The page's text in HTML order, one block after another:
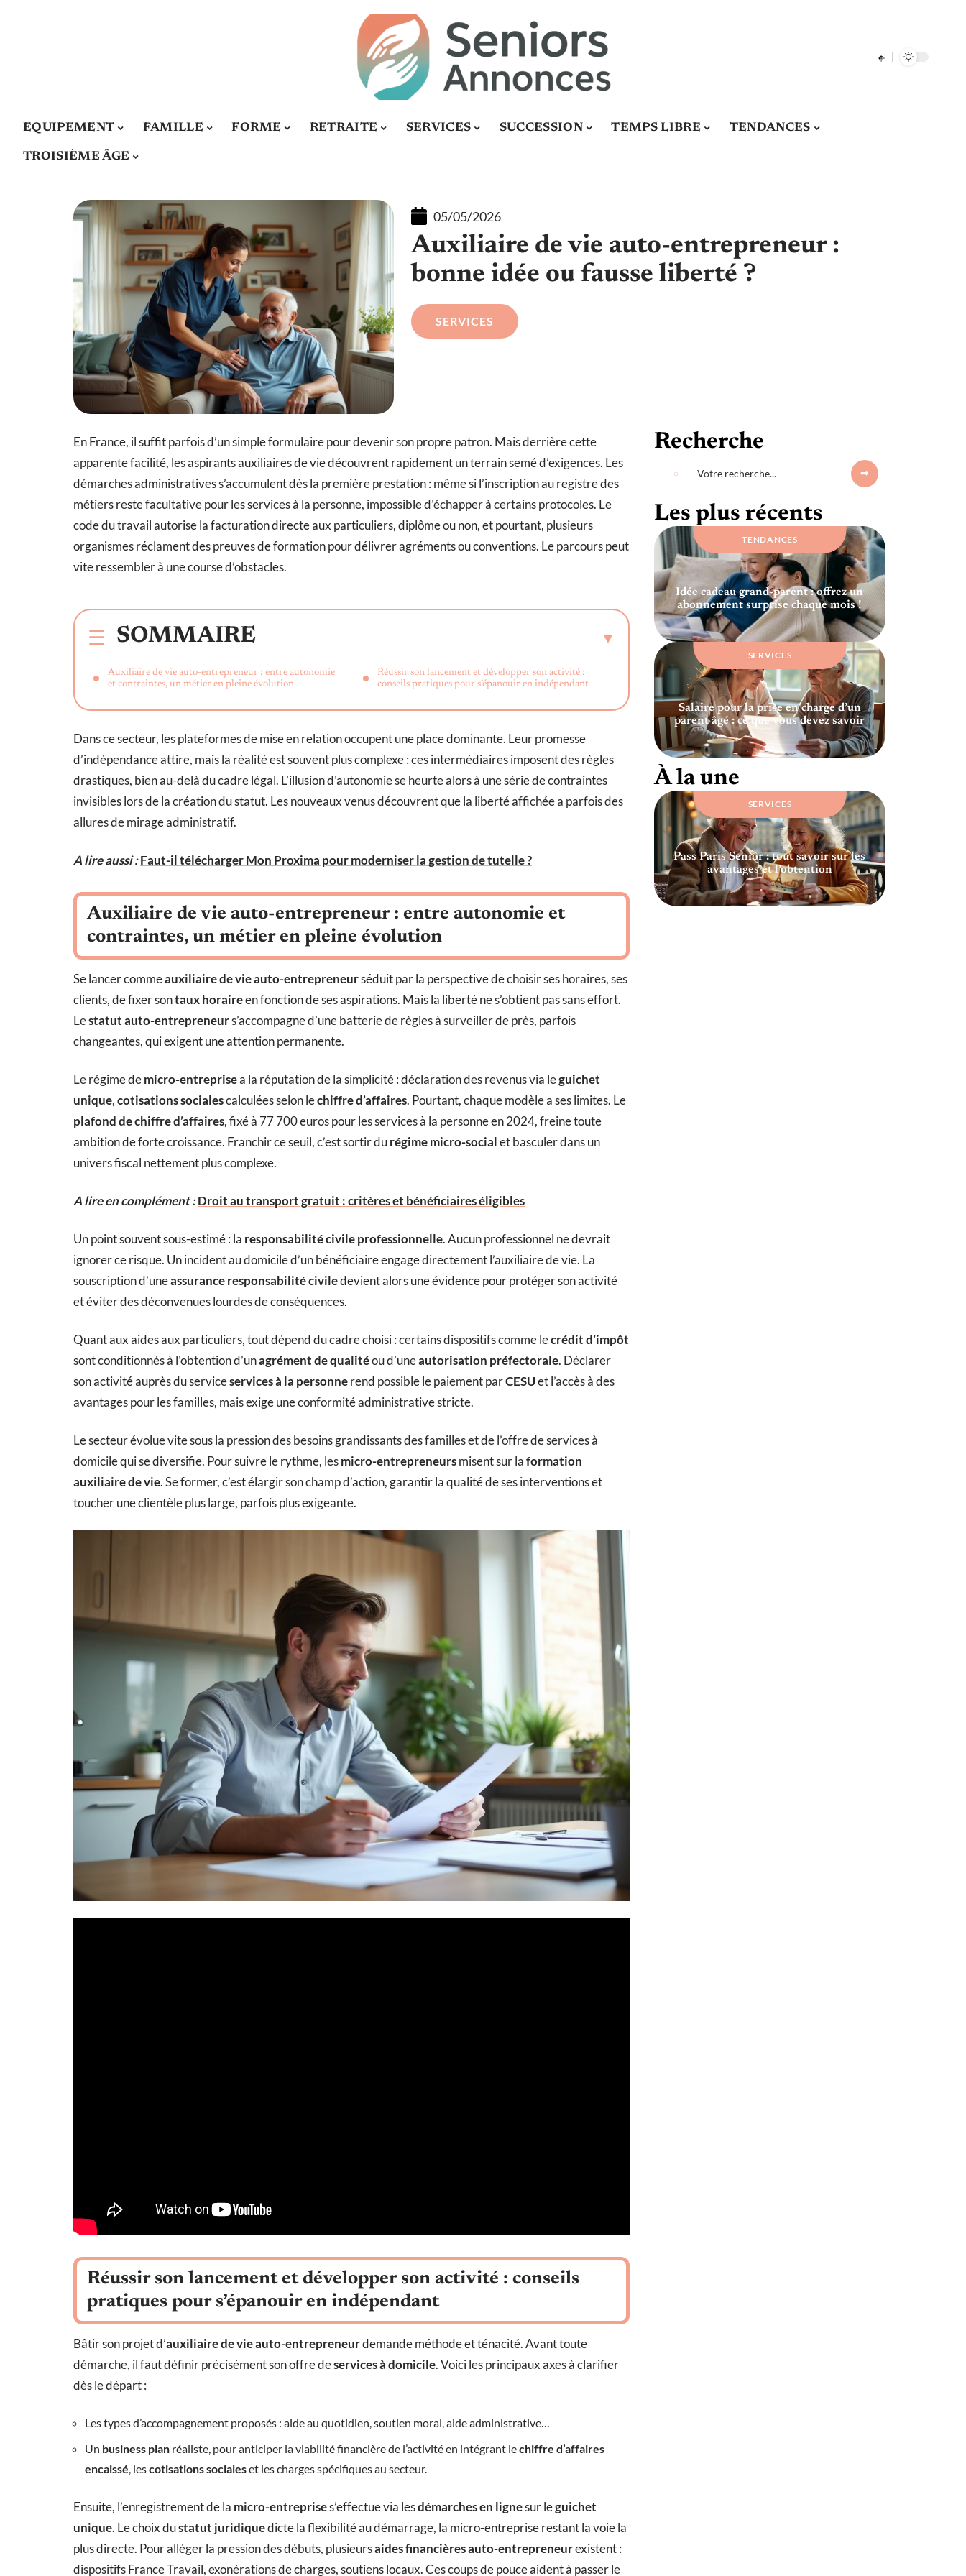
EQUIPEMENT FAMILLE FORME RETRAITE SERVICES SUCCESSION TEMPS LIBRE TENDANCES
TROISIÈME ÂGE
05/05/2026
Auxiliaire de vie auto-entrepreneur :
bonne idée ou fausse liberté ?
SERVICES
En France, il suffit parfois d’un simple formulaire pour devenir son propre patron. Mais derrière cette
apparente facilité, les aspirants auxiliaires de vie découvrent rapidement un terrain semé d’exigences. Les
démarches administratives s’accumulent dès la première prestation : même si l’inscription au registre des
métiers reste facultative pour les services à la personne, impossible d’échapper à certains protocoles. Le
code du travail autorise la facturation directe aux particuliers, diplôme ou non, et pourtant, plusieurs
organismes réclament des preuves de formation pour délivrer agréments ou conventions. Le parcours peut
vite ressembler à une course d’obstacles.
SOMMAIRE
Auxiliaire de vie auto-entrepreneur : entre autonomie
et contraintes, un métier en pleine évolution
Réussir son lancement et développer son activité :
conseils pratiques pour s’épanouir en indépendant
Dans ce secteur, les plateformes de mise en relation occupent une place dominante. Leur promesse
d’indépendance attire, mais la réalité est souvent plus complexe : ces intermédiaires imposent des règles
drastiques, bien au-delà du cadre légal. L’illusion d’autonomie se heurte alors à une série de contraintes
invisibles lors de la création du statut. Les nouveaux venus découvrent que la liberté affichée a parfois des
allures de mirage administratif.
A lire aussi :Faut-il télécharger Mon Proxima pour moderniser la gestion de tutelle ?
Auxiliaire de vie auto-entrepreneur : entre autonomie et
contraintes, un métier en pleine évolution
Se lancer commeauxiliaire de vie auto-entrepreneurséduit par la perspective de choisir ses horaires, ses
clients, de fixer sontaux horaireen fonction de ses aspirations. Mais la liberté ne s’obtient pas sans effort.
Lestatut auto-entrepreneurs’accompagne d’une batterie de règles à surveiller de près, parfois
changeantes, qui exigent une attention permanente.
Le régime demicro-entreprisea la réputation de la simplicité : déclaration des revenus via leguichet
unique,cotisations socialescalculées selon lechiffre d’affaires. Pourtant, chaque modèle a ses limites. Le
plafond de chiffre d’affaires, fixé à 77 700 euros pour les services à la personne en 2024, freine toute
ambition de forte croissance. Franchir ce seuil, c’est sortir durégime micro-socialet basculer dans un
univers fiscal nettement plus complexe.
A lire en complément :Droit au transport gratuit : critères et bénéficiaires éligibles
Un point souvent sous-estimé : la responsabilité civile professionnelle. Aucun professionnel ne devrait
ignorer ce risque. Un incident au domicile d’un bénéficiaire engage directement l’auxiliaire de vie. La
souscription d’uneassurance responsabilité civiledevient alors une évidence pour protéger son activité
et éviter des déconvenues lourdes de conséquences.
Quant aux aides aux particuliers, tout dépend du cadre choisi : certains dispositifs comme lecrédit d’impôt
sont conditionnés à l’obtention d’unagrément de qualitéou d’uneautorisation préfectorale. Déclarer
son activité auprès du serviceservices à la personnerend possible le paiement parCESUet l’accès à des
avantages pour les familles, mais exige une conformité administrative stricte.
Le secteur évolue vite sous la pression des besoins grandissants des familles et de l’offre de services à
domicile qui se diversifie. Pour suivre le rythme, lesmicro-entrepreneursmisent sur laformation
auxiliaire de vie. Se former, c’est élargir son champ d’action, garantir la qualité de ses interventions et
toucher une clientèle plus large, parfois plus exigeante.
Réussir son lancement et développer son activité : conseils
pratiques pour s’épanouir en indépendant
Bâtir son projet d’auxiliaire de vie auto-entrepreneurdemande méthode et ténacité. Avant toute
démarche, il faut définir précisément son offre deservices à domicile. Voici les principaux axes à clarifier
dès le départ :
Les types d’accompagnement proposés : aide au quotidien, soutien moral, aide administrative…
Un business plan réaliste, pour anticiper la viabilité financière de l’activité en intégrant lechiffre d’affaires
encaissé, lescotisations socialeset les charges spécifiques au secteur.
Ensuite, l’enregistrement de la micro-entreprises’effectue via lesdémarches en lignesur leguichet
unique. Le choix dustatut juridiquedicte la flexibilité au démarrage, la micro-entreprise restant la voie la
plus directe. Pour alléger la pression des débuts, plusieursaides financières auto-entrepreneurexistent :
dispositifs France Travail, exonérations de charges, soutiens locaux. Ces coups de pouce aident à passer le
Recherche
Les plus récents
TENDANCES
Idée cadeau grand-parent : offrez un
abonnement surprise chaque mois !
SERVICES
Salaire pour la prise en charge d’un
parent âgé : ce que vous devez savoir
À la une
SERVICES
Pass Paris Senior : tout savoir sur les
avantages et l’obtention